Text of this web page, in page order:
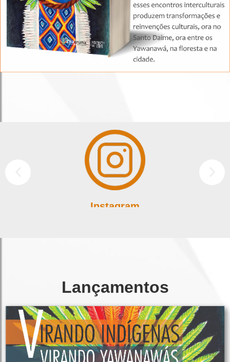
Instagram
Lançamentos